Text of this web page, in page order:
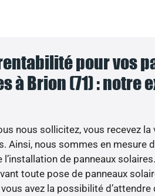
pour vos
à Brion (71) : notre
nous sollicitez, vous recevez la
Ainsi, nous sommes en mesure
l’installation de panneaux
toute pose de panneaux
avez la possibilité